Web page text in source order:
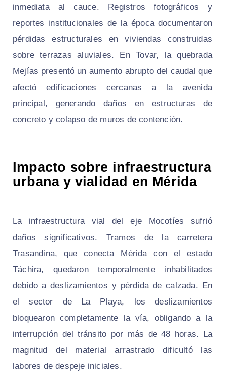
inmediata al cauce. Registros fotográficos y
reportes institucionales de la época documentaron
pérdidas estructurales en viviendas construidas
sobre terrazas aluviales. En Tovar, la quebrada
Mejías presentó un aumento abrupto del caudal que
afectó edificaciones cercanas a la avenida
principal, generando daños en estructuras de
concreto y colapso de muros de contención.
Impacto sobre infraestructura
urbana y vialidad en Mérida
La infraestructura vial del eje Mocotíes sufrió
daños significativos. Tramos de la carretera
Trasandina, que conecta Mérida con el estado
Táchira, quedaron temporalmente inhabilitados
debido a deslizamientos y pérdida de calzada. En
el sector de La Playa, los deslizamientos
bloquearon completamente la vía, obligando a la
interrupción del tránsito por más de 48 horas. La
magnitud del material arrastrado dificultó las
labores de despeje iniciales.